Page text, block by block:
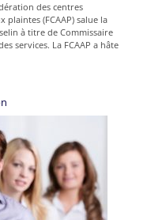
des centres
plaintes (FCAAP) salue la
à titre de Commissaire
services. La FCAAP a hâte